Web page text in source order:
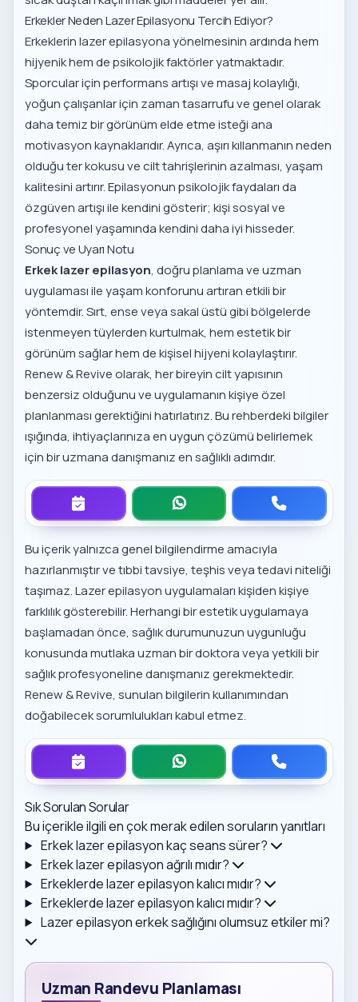
Erkekler Neden Lazer Epilasyonu Tercih Ediyor?
Erkeklerin lazer epilasyona yönelmesinin ardında hem
hijyenik hem de psikolojik faktörler yatmaktadır.
Sporcular için performans artışı ve masaj kolaylığı,
yoğun çalışanlar için zaman tasarrufu ve genel olarak
daha temiz bir görünüm elde etme isteği ana
motivasyon kaynaklarıdır. Ayrıca, aşırı kıllanmanın neden
olduğu ter kokusu ve cilt tahrişlerinin azalması, yaşam
kalitesini artırır.Epilasyonun psikolojik faydalarıda
özgüven artışı ile kendini gösterir; kişi sosyal ve
profesyonel yaşamında kendini daha iyi hisseder.
Sonuç ve Uyarı Notu
Erkek lazer epilasyon, doğru planlama ve uzman
uygulaması ile yaşam konforunu artıran etkili bir
yöntemdir. Sırt, ense veya sakal üstü gibi bölgelerde
istenmeyen tüylerden kurtulmak, hem estetik bir
görünüm sağlar hem de kişisel hijyeni kolaylaştırır.
Renew & Revive olarak, her bireyin cilt yapısının
benzersiz olduğunu ve uygulamanın kişiye özel
planlanması gerektiğini hatırlatırız. Bu rehberdeki bilgiler
ışığında, ihtiyaçlarınıza en uygun çözümü belirlemek
için bir uzmana danışmanız en sağlıklı adımdır.
Bu içerik yalnızca genel bilgilendirme amacıyla
hazırlanmıştır ve tıbbi tavsiye, teşhis veya tedavi niteliği
taşımaz. Lazer epilasyon uygulamaları kişiden kişiye
farklılık gösterebilir. Herhangi bir estetik uygulamaya
başlamadan önce, sağlık durumunuzun uygunluğu
konusunda mutlaka uzman bir doktora veya yetkili bir
sağlık profesyoneline danışmanız gerekmektedir.
Renew & Revive, sunulan bilgilerin kullanımından
doğabilecek sorumlulukları kabul etmez.
Sık Sorulan Sorular
Bu içerikle ilgili en çok merak edilen soruların yanıtları
Erkek lazer epilasyon kaç seans sürer?
Erkek lazer epilasyon ağrılı mıdır?
Erkeklerde lazer epilasyon kalıcı mıdır?
Erkeklerde lazer epilasyon kalıcı mıdır?
Lazer epilasyon erkek sağlığını olumsuz etkiler mi?
Uzman Randevu Planlaması